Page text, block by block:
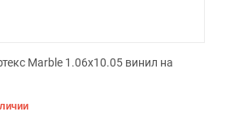
Marble 1.06x10.05 винил на